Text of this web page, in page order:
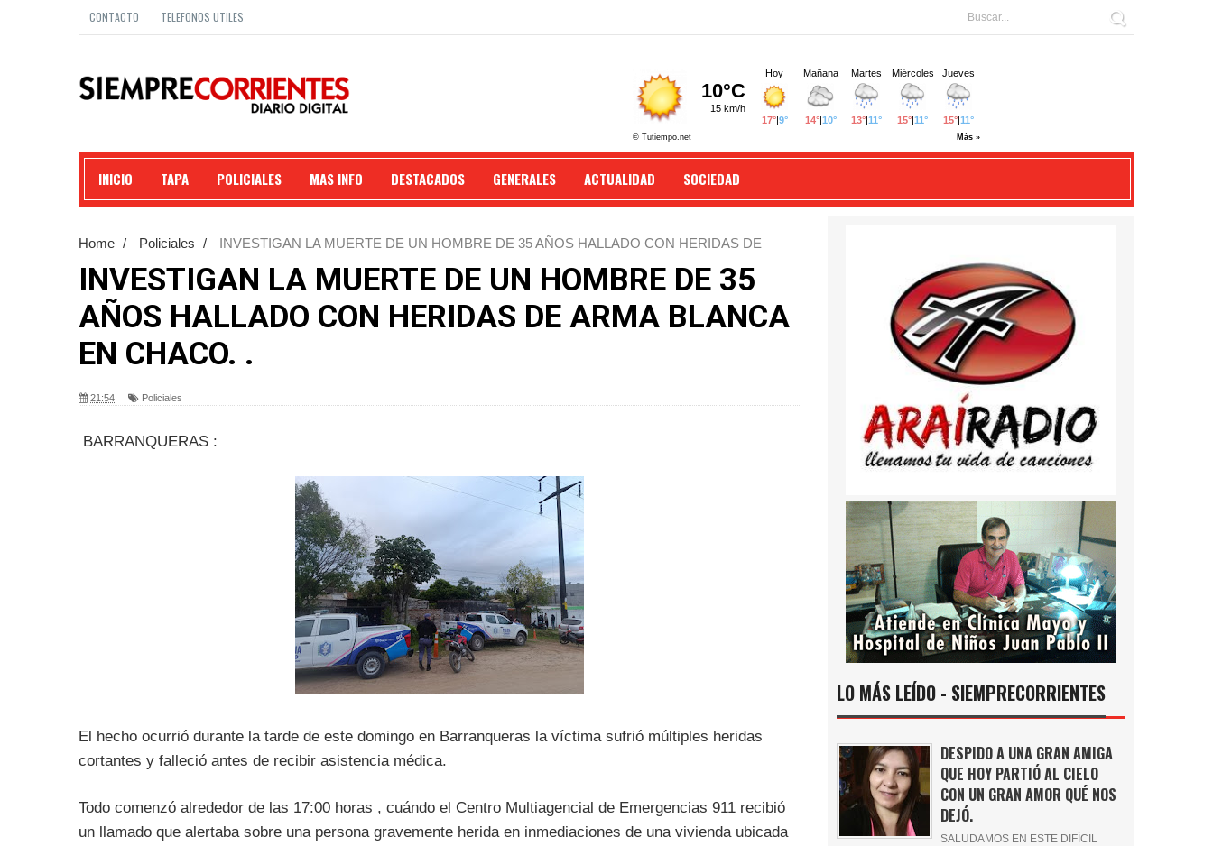
CONTACTO TELEFONOS UTILES
INICIO TAPA POLICIALES MAS INFO DESTACADOS GENERALES ACTUALIDAD SOCIEDAD
Home / Policiales /
INVESTIGAN LA MUERTE DE UN HOMBRE DE 35 AÑOS HALLADO CON HERIDAS DE
INVESTIGAN LA MUERTE DE UN HOMBRE DE 35
AÑOS HALLADO CON HERIDAS DE ARMA BLANCA
EN CHACO. .
21:54 Policiales
BARRANQUERAS :
El hecho ocurrió durante la tarde de este domingo en Barranqueras la víctima sufrió múltiples heridas
cortantes y falleció antes de recibir asistencia médica.
Todo comenzó alrededor de las 17:00 horas , cuándo el Centro Multiagencial de Emergencias 911 recibió
un llamado que alertaba sobre una persona gravemente herida en inmediaciones de una vivienda ubicada
LO MÁS LEÍDO - SIEMPRECORRIENTES
DESPIDO A UNA GRAN AMIGA
QUE HOY PARTIÓ AL CIELO
CON UN GRAN AMOR QUÉ NOS
DEJÓ.
SALUDAMOS EN ESTE DIFÍCIL